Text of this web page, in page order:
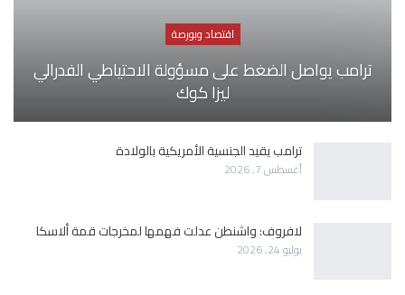
اقتصاد وبورصة
ترامب يواصل الضغط على مسؤولة الاحتياطي الفدرالي
ليزا كوك
ترامب يقيد الجنسية الأمريكية بالولادة
أغسطس 7, 2026
لافروف: واشنطن عدلت فهمها لمخرجات قمة ألاسكا
يوليو 24, 2026